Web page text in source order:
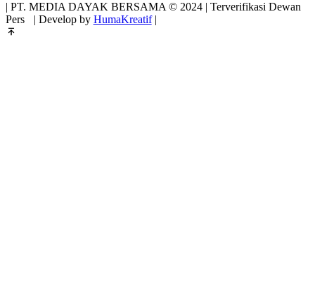
| PT. MEDIA DAYAK BERSAMA © 2024 | Terverifikasi Dewan
Pers
| Develop by HumaKreatif|